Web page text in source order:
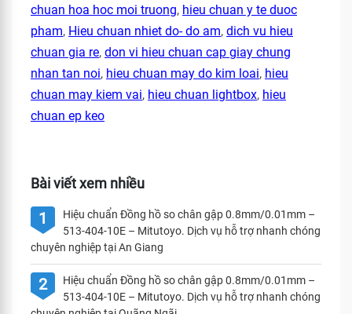
chuan hoa hoc moi truong, hieu chuan y te duoc
pham, Hieu chuan nhiet do- do am, dich vu hieu
chuan gia re, don vi hieu chuan cap giay chung
nhan tan noi, hieu chuan may do kim loai, hieu
chuan may kiem vai, hieu chuan lightbox, hieu
chuan ep keo
Bài viết xem nhiều
1
Hiệu chuẩn Đồng hồ so chân gập 0.8mm/0.01mm –
513-404-10E – Mitutoyo. Dịch vụ hỗ trợ nhanh chóng
chuyên nghiệp tại An Giang
2
Hiệu chuẩn Đồng hồ so chân gập 0.8mm/0.01mm –
513-404-10E – Mitutoyo. Dịch vụ hỗ trợ nhanh chóng